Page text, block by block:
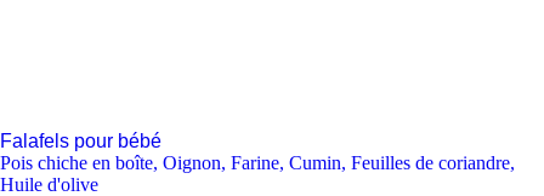
Falafels pour bébé
Pois chiche en boîte, Oignon, Farine, Cumin, Feuilles de coriandre,
Huile d'olive